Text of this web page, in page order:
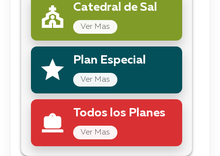
Catedral de Sal
Ver Mas
Plan Especial
Ver Mas
Todos los Planes
Ver Mas